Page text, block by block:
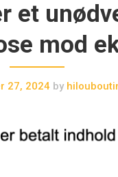
et
mod
27, 2024 by